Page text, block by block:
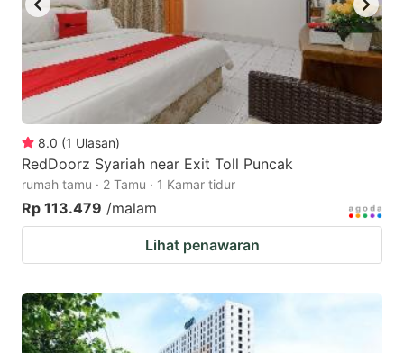
8.0 (1 Ulasan)
RedDoorz Syariah near Exit Toll Puncak
rumah tamu · 2 Tamu · 1 Kamar tidur
Rp 113.479 /malam
Lihat penawaran